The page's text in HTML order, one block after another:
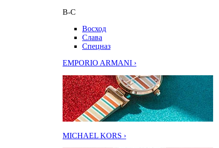
В-С
Восход
Слава
Спецназ
EMPORIO ARMANI ›
MICHAEL KORS ›